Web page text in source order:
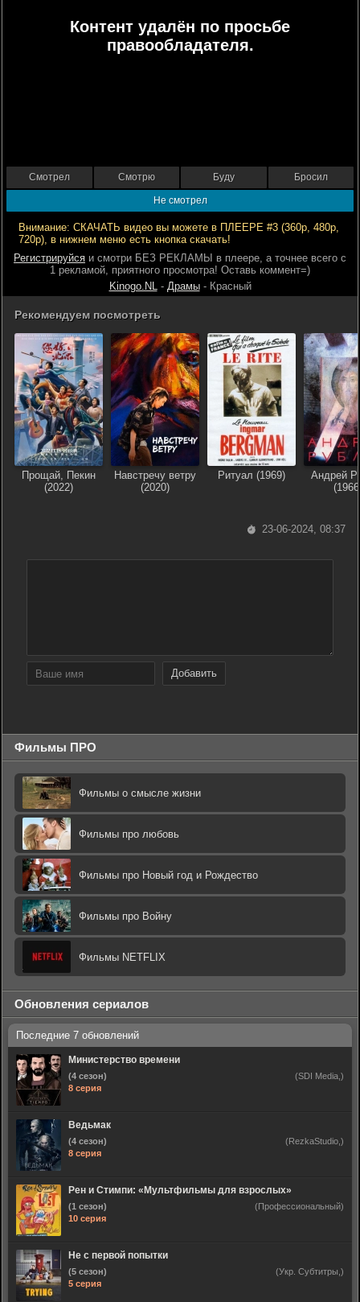
Контент удалён по просьбе
правообладателя.
Смотрел Смотрю Буду Бросил
Не смотрел
Внимание: СКАЧАТЬ видео вы можете в ПЛЕЕРЕ #3 (360р, 480р,
720р), в нижнем меню есть кнопка скачать!
Регистрируйся и смотри БЕЗ РЕКЛАМЫ в плеере, а точнее всего с
1 рекламой, приятного просмотра! Оставь коммент=)
Kinogo.NL- Драмы- Красный
Рекомендуем посмотреть
Прощай, Пекин
(2022)
Навстречу ветру
(2020)
Ритуал (1969)
Андрей
23-06-2024, 08:37
Добавить
Фильмы ПРО
Фильмы о смысле жизни
Фильмы про любовь
Фильмы про Новый год и Рождество
Фильмы про Войну
Фильмы NETFLIX
Обновления сериалов
Министерство времени
(4 сезон)
8 серия
(SDI Media,)
Ведьмак
(4 сезон)
8 серия
(RezkaStudio,)
Рен и Стимпи: «Мультфильмы для взрослых»
(1 сезон)
10 серия
(Профессиональный)
Не с первой попытки
(5 сезон)
5 серия
(Укр. Субтитры,)